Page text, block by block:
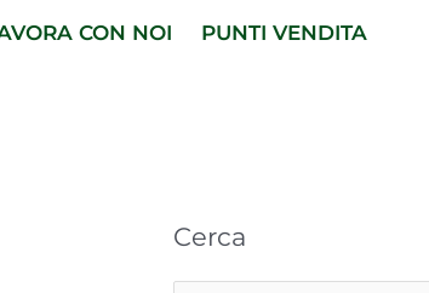
CON NOI
PUNTI VENDITA
Cerca